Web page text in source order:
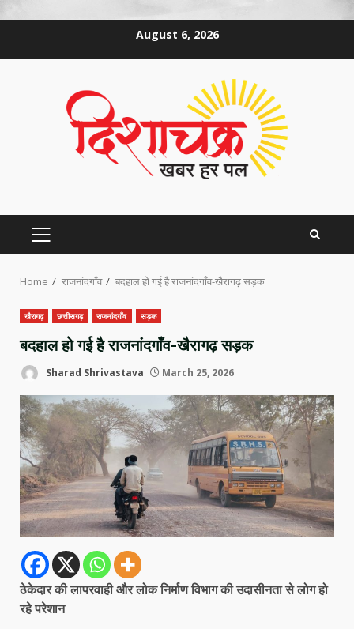
August 6, 2026
PRIMARY
Home राजनांदगाँव बदहाल हो गई है राजनांदगाँव-खैरागढ़ सड़क
खैरागढ़ छत्तीसगढ़ राजनांदगाँव सड़क
बदहाल हो गई है राजनांदगाँव-खैरागढ़ सड़क
Sharad Shrivastava March 25, 2026
ठेकेदार की लापरवाही और लोक निर्माण विभाग की उदासीनता से लोग हो
रहे परेशान